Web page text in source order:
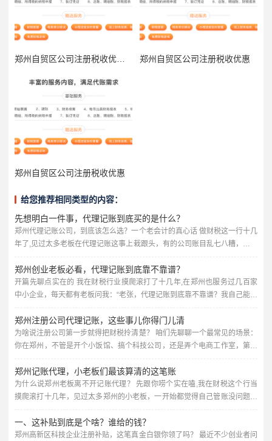
郑州自贸区公司注册税收优惠
郑州自贸区公司注册税收优惠
给您推荐相同类型的内容：
先想明白一件事，代理记账到底买的是什么？
郑州代理记账公司，到底该怎么选？一个老会计的真心话 做财税这一行十几
年了,见过太多老板在代理记账这事上栽跟头，有的公司账目乱七八糟，报税
报错被罚款；有的花了冤枉钱，服务却跟不上；还有的甚至被不靠谱的代理
公司坑得差点关门，今天我就用大白话，跟郑州的老板们聊聊，选代理记账
公司到底该看什么、避什么坑，不讲虚的，全是实战经验。 很多老板以为代
理记账就是“每个月有人帮你报个税、做个账”，价格越低越好，错...
郑州创业老板必看，代理记账到底靠不靠谱？
开篇先聊点实在的 我在财税行业摸爬滚打了十几年,在郑州也服务过几百家
中小企业，每天都有老板问我：“老张，代理记账到底靠不靠谱？我自己能不
能省了这笔钱？”说实话，问这个问题的老板，十个有八个最后都老老实实找
了代账公司，为啥？因为踩过的坑太深了。 今天我就掰开揉碎给你讲讲,郑
州做代理记账的门道，咱们不讲那些云里雾里的专业术语，全是大白话，保
证你听完心里有数。 代理记账到底在干啥？别想得太玄乎...
郑州注册公司代理记账，这些事儿你得门儿清
为啥说注册公司第一步就得把财税拎清楚？ 咱们先聊聊一个最常见的场景：
你在郑州，不管是开个小饭馆、搞个科技公司，还是弄个电商工作室，第一
步肯定是去工商局注册个营业执照，这事儿看着简单，但后续的财税问题，
才是真正考验人的地方，很多老板一开始觉得，注册嘛，找个代办花个几百
块钱，营业执照拿到手就完事了，可等到税务登记、银行开户、记账报税这
些事儿堆过来，才发现自己两眼一抹黑。 我跟你说,作为干了十几年财...
郑州记账代理，小老板们最该算清的这笔账
为什么说郑州老板离不开记账代理？ 先跟你唠个实在嗑,我在财税这个行当
摸爬滚打十几年，见过太多郑州的小老板，一开始都觉得自己管账没问题，
夫妻店嘛，进货卖货，流水记在本子上，月底一加一减，好像也不难，可一
旦生意做大了，麻烦就跟着来了——税务局要申报、发票要管理、社保要核
对、年终汇算清缴要算……这些活，真不是随便翻翻会计书就能干好的。 我
一、这补贴到底是个啥？谁给的钱？
郑州高新区科技企业注册补贴，这笔真金白银你领了吗？ 最近不少创业者问